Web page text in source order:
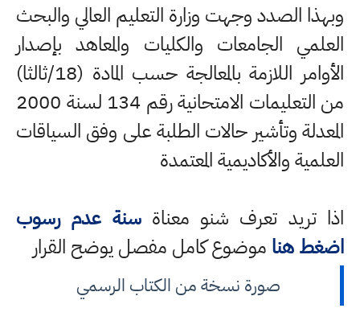
وبهذا الصدد وجهت وزارة التعليم العالي والبحث
العلمي الجامعات والكليات والمعاهد بإصدار
الأوامر اللازمة بالمعالجة حسب المادة (18/ثالثا)
من التعليمات الامتحانية رقم 134 لسنة 2000
المعدلة وتأشير حالات الطلبة على وفق السياقات
العلمية والأكاديمية المعتمدة
اذا تريد تعرف شنو معناةسنة عدم رسوب
اضغط هنا موضوع كامل مفصل يوضح القرار
صورة نسخة من الكتاب الرسمي